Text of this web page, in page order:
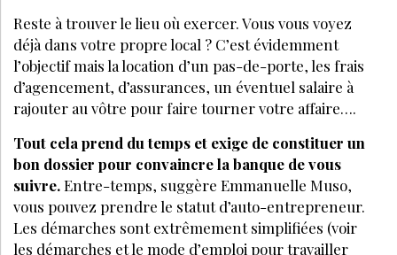
Reste à trouver le lieu où exercer. Vous vous voyez
déjà dans votre propre local ? C’est évidemment
l’objectif mais la location d’un pas-de-porte, les frais
d’agencement, d’assurances, un éventuel salaire à
rajouter au vôtre pour faire tourner votre affaire….
Tout cela prend du temps et exige de constituer un
bon dossier pour convaincre la banque de vous
suivre.Entre-temps, suggère Emmanuelle Muso,
vous pouvez prendre le statut d’auto-entrepreneur.
Les démarches sont extrêmement simplifiées (voir
les démarches et le mode d’emploi pour travailler